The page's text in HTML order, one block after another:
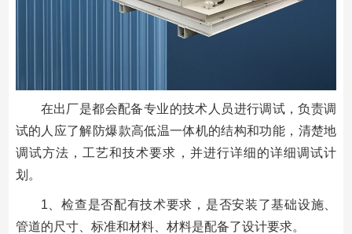
在出厂是都会配备专业的技术人员进行调试，负责调
试的人应了解防爆款高低温一体机的结构和功能，清楚地
调试方法，工艺和技术要求，并进行详细的详细调试计
划。
1、检查是否配有技术要求，是否安装了基础设施、
管道的尺寸、标准和材料、材料是配备了设计要求。